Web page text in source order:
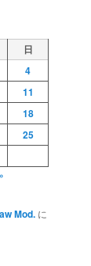
日
4
11
18
25
Mod. に